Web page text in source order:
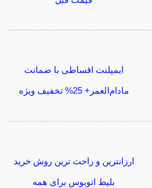
ایمپلنت اقساطی با ضمانت
مادام‌العمر+ 25% تخفیف ویژه
ارزانترین و راحت ترین روش خرید
بلیط اتوبوس برای همه